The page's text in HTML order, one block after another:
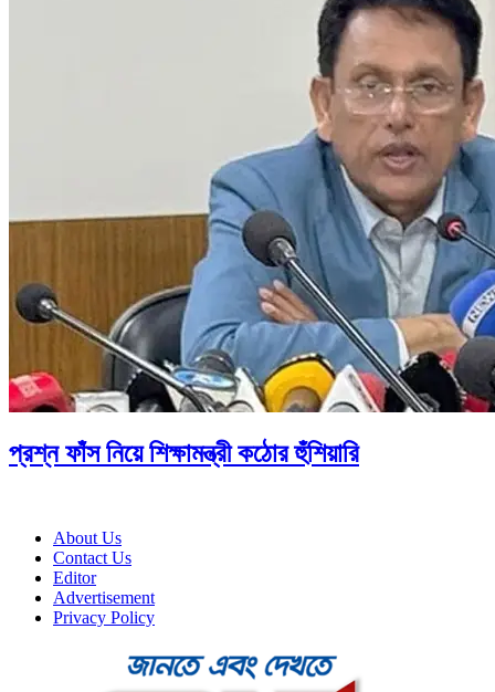
প্রশ্ন ফাঁস নিয়ে শিক্ষামন্ত্রী কঠোর হুঁশিয়ারি
About Us
Contact Us
Editor
Advertisement
Privacy Policy